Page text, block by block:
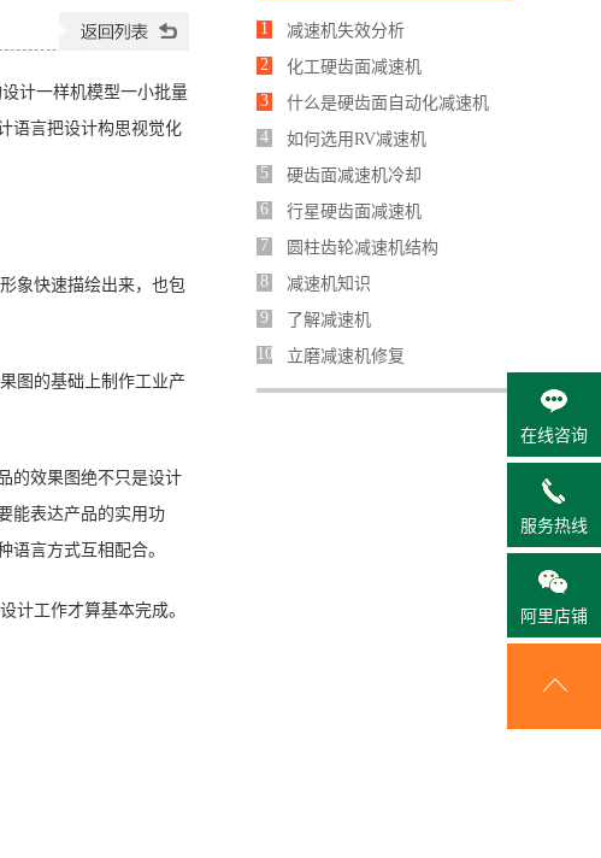
计一样机模型一小批量
语言把设计构思视觉化
象快速描绘出来，也包
图的基础上制作工业产
的效果图绝不只是设计
能表达产品的实用功
言方式互相配合。
计工作才算基本完成。
1
减速机失效分析
2
化工硬齿面减速机
3
什么是硬齿面自动化减速机
4
如何选用RV减速机
5
硬齿面减速机冷却
6
行星硬齿面减速机
7
圆柱齿轮减速机结构
8
减速机知识
9
了解减速机
10
立磨减速机修复
在线咨询
服务热线
阿里店铺